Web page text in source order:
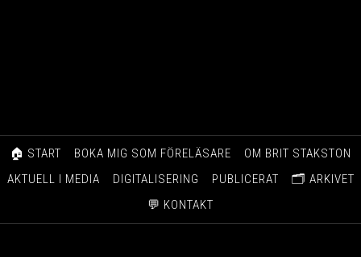
🏠 START BOKA MIG SOM FÖRELÄSARE
OM BRIT STAKSTON
AKTUELL I MEDIA
DIGITALISERING PUBLICERAT
🗂️ ARKIVET
💬 KONTAKT